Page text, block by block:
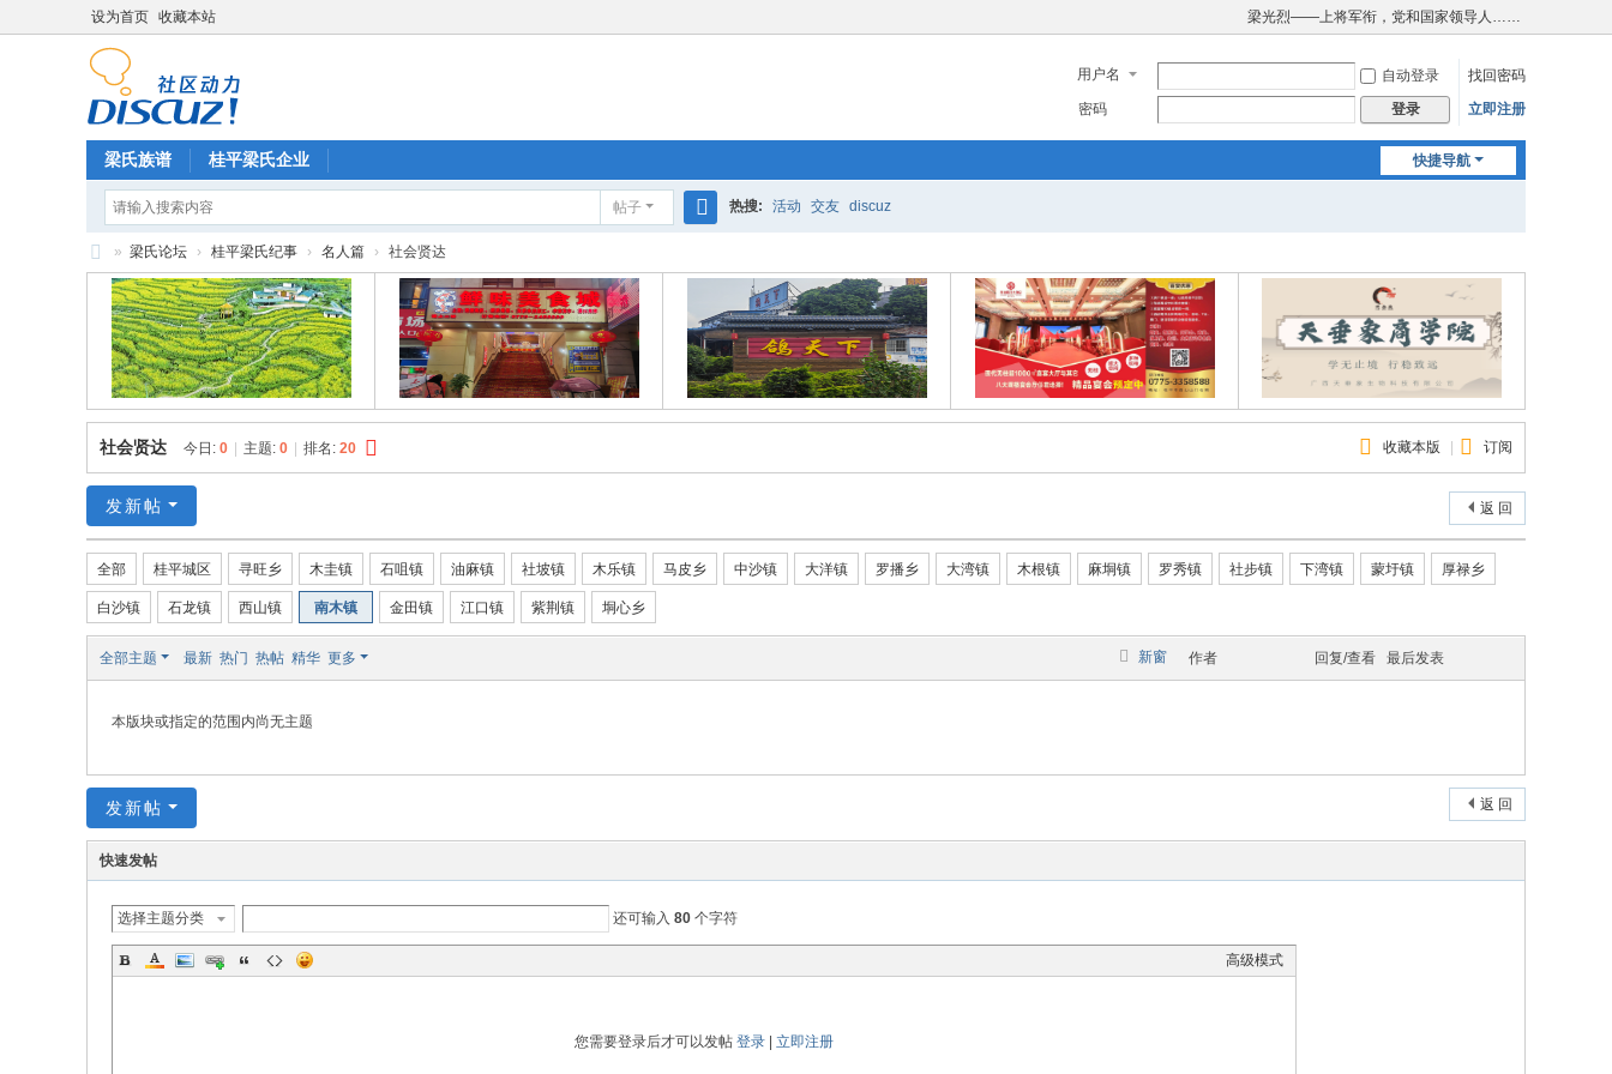
设为首页 收藏本站 梁光烈——上将军衔，党和国家领导人……
用户名 自动登录
找回密码
密码
登录 立即注册
快捷导航
梁氏族谱 桂平梁氏企业
帖子
索
热搜: 活动 交友 discuz
» 梁氏论坛 › 桂平梁氏纪事 › 名人篇 › 社会贤达
收藏本版 订阅
社会贤达 今日: 0 主题: 0 排名: 20
返 回
发新帖
全部 桂平城区 寻旺乡 木圭镇 石咀镇 油麻镇 社坡镇 木乐镇 马皮乡 中沙镇 大洋镇 罗播乡 大湾镇 木根镇 麻垌镇 罗秀镇 社步镇 下湾镇 蒙圩镇 厚禄乡
白沙镇 石龙镇 西山镇 南木镇 金田镇 江口镇 紫荆镇 垌心乡
新窗
全部主题 最新 热门 热帖 精华 更多 作者 回复/查看 最后发表
本版块或指定的范围内尚无主题
返 回
发新帖
快速发帖
选择主题分类 还可输入 80 个字符
高级模式
您需要登录后才可以发帖 登录 立即注册